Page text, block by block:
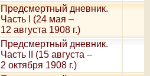
Предсмертный дневник.
Часть I (24 мая –
12 августа 1908 г.)
Предсмертный дневник.
Часть II (15 августа –
2 октября 1908 г.)